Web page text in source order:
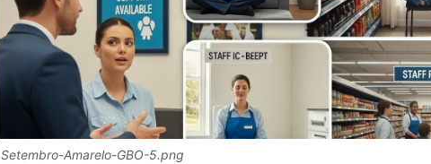
Setembro-Amarelo-GBO-5.png